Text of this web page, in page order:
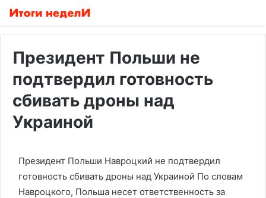
Президент Польши не
подтвердил готовность
сбивать дроны над
Украиной
Президент Польши Навроцкий не подтвердил
готовность сбивать дроны над Украиной По словам
Навроцкого, Польша несет ответственность за